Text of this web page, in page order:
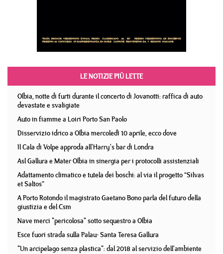
LE NOTIZIE PIÙ LETTE
Olbia, notte di furti durante il concerto di Jovanotti: raffica di auto
devastate e svaligiate
Auto in fiamme a Loiri Porto San Paolo
Disservizio idrico a Olbia mercoledì 10 aprile, ecco dove
Il Cala di Volpe approda all'Harry's bar di Londra
Asl Gallura e Mater Olbia in sinergia per i protocolli assistenziali
Adattamento climatico e tutela dei boschi: al via il progetto “Silvas
et Saltos”
A Porto Rotondo il magistrato Gaetano Bono parla del futuro della
giustizia e del Csm
Nave merci "pericolosa" sotto sequestro a Olbia
Esce fuori strada sulla Palau- Santa Teresa Gallura
"Un arcipelago senza plastica": dal 2018 al servizio dell'ambiente